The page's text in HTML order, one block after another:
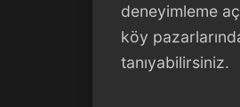
deneyimleme
köy
tanıyabilirsiniz.